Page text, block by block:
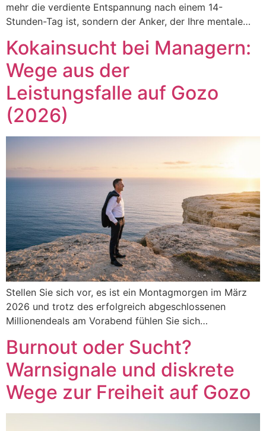
mehr die verdiente Entspannung nach einem 14-
Stunden-Tag ist, sondern der Anker, der Ihre mentale…
Kokainsucht bei Managern:
Wege aus der
Leistungsfalle auf Gozo
(2026)
Stellen Sie sich vor, es ist ein Montagmorgen im März
2026 und trotz des erfolgreich abgeschlossenen
Millionendeals am Vorabend fühlen Sie sich…
Burnout oder Sucht?
Warnsignale und diskrete
Wege zur Freiheit auf Gozo